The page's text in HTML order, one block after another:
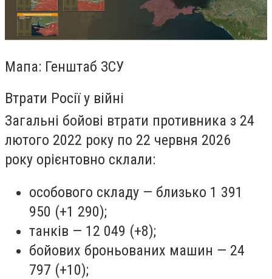
Мапа: Генштаб ЗСУ
Втрати Росії у війні
Загальні бойові втрати противника з 24
лютого 2022 року по 22 червня 2026
року орієнтовно склали:
особового складу — близько 1 391
950 (+1 290);
танків — 12 049 (+8);
бойових броньованих машин — 24
797 (+10);